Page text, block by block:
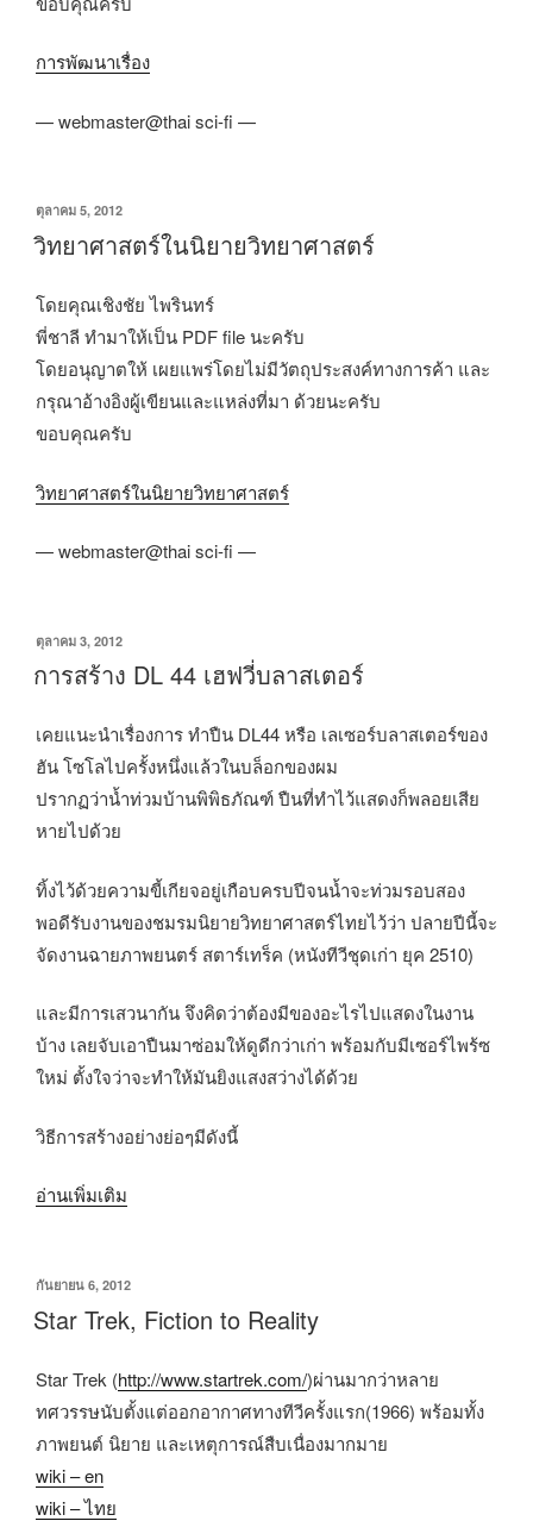
การพัฒนาเรื่อง
— webmaster@thai sci-fi —
เขียน
วัน
ที่
ตุลาคม 5, 2012
วิทยาศาสตร์ในนิยายวิทยาศาสตร์
โดยคุณเชิงชัย ไพรินทร์
พี่ชาลี ทำมาให้เป็น PDF file นะครับ
โดยอนุญาตให้ เผยแพร่โดยไม่มีวัตถุประสงค์ทางการค้า และ
กรุณาอ้างอิงผู้เขียนและแหล่งที่มา ด้วยนะครับ
ขอบคุณครับ
วิทยาศาสตร์ในนิยายวิทยาศาสตร์
— webmaster@thai sci-fi —
เขียน
ที่
ตุลาคม 3, 2012
การสร้าง DL 44 เฮฟวี่บลาสเตอร์
เคยแนะนำเรื่องการ ทำปืน DL44 หรือ เลเซอร์บลาสเตอร์ของ
ฮัน โซโลไปครั้งหนึ่งแล้วในบล็อกของผม
ปรากฏว่าน้ำท่วมบ้านพิพิธภัณฑ์ ปืนที่ทำไว้แสดงก็พลอยเสีย
หายไปด้วย
ทิ้งไว้ด้วยความขี้เกียจอยู่เกือบครบปีจนน้ำจะท่วมรอบสอง
พอดีรับงานของชมรมนิยายวิทยาศาสตร์ไทยไว้ว่า ปลายปีนี้จะ
จัดงานฉายภาพยนตร์ สตาร์เทร็ค (หนังทีวีชุดเก่า ยุค 2510)
และมีการเสวนากัน จึงคิดว่าต้องมีของอะไรไปแสดงในงาน
บ้าง เลยจับเอาปืนมาซ่อมให้ดูดีกว่าเก่า พร้อมกับมีเซอร์ไพร้ซ
ใหม่ ตั้งใจว่าจะทำให้มันยิงแสงสว่างได้ด้วย
วิธีการสร้างอย่างย่อๆมีดังนี้
อ่านเพิ่มเติม
44
เฮฟ
ลา
ส
เตอร์”
เขียน
ที่
กันยายน 6, 2012
Star Trek, Fiction to Reality
Star Trek (http://www.startrek.com/)ผ่านมากว่าหลาย
ทศวรรษนับตั้งแต่ออกอากาศทางทีวีครั้งแรก(1966) พร้อมทั้ง
ภาพยนต์ นิยาย และเหตุการณ์สืบเนื่องมากมาย
wiki – en
wiki – ไทย